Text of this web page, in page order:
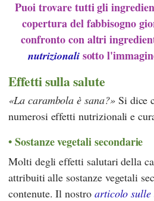
Puoi trovare tutti gli
copertura del fabbisogno
confronto con altri
nutrizionalisotto
Effetti sulla salute
La carambola è sana? Si dice
numerosi effetti nutrizionali e
Sostanze vegetali secondarie
Molti degli effetti salutari della
attribuiti alle sostanze vegetali
contenute. Il nostro articolo sulle